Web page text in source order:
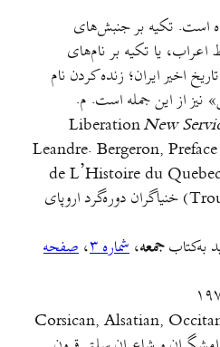
است. تکیه بر جنبش‌های
یا تکیه بر نام‌های
اخیر ایران؛ زنده کردن نام
نیز از این جمله است. م.
New
Leandre. Bergeron,
de L’Histoire du
(Troubadour) خنیاگران دوره‌گرد اروپای
جمعه، شماره ۳ ، صفحه